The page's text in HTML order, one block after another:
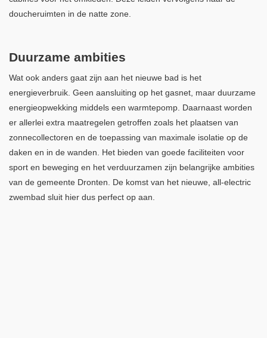
doucheruimten in de natte zone.
Duurzame ambities
Wat ook anders gaat zijn aan het nieuwe bad is het
energieverbruik. Geen aansluiting op het gasnet, maar duurzame
energieopwekking middels een warmtepomp. Daarnaast worden
er allerlei extra maatregelen getroffen zoals het plaatsen van
zonnecollectoren en de toepassing van maximale isolatie op de
daken en in de wanden. Het bieden van goede faciliteiten voor
sport en beweging en het verduurzamen zijn belangrijke ambities
van de gemeente Dronten. De komst van het nieuwe, all-electric
zwembad sluit hier dus perfect op aan.